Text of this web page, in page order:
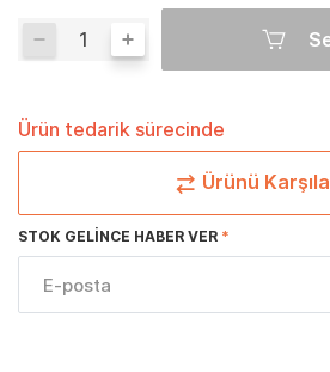
Ürün tedarik sürecinde
Ürünü
STOK GELINCE HABER VER